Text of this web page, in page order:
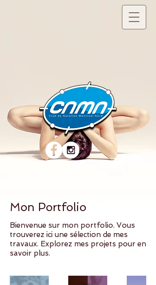
Mon Portfolio
Bienvenue sur mon portfolio. Vous
trouverez ici une sélection de mes
travaux. Explorez mes projets pour en
savoir plus.